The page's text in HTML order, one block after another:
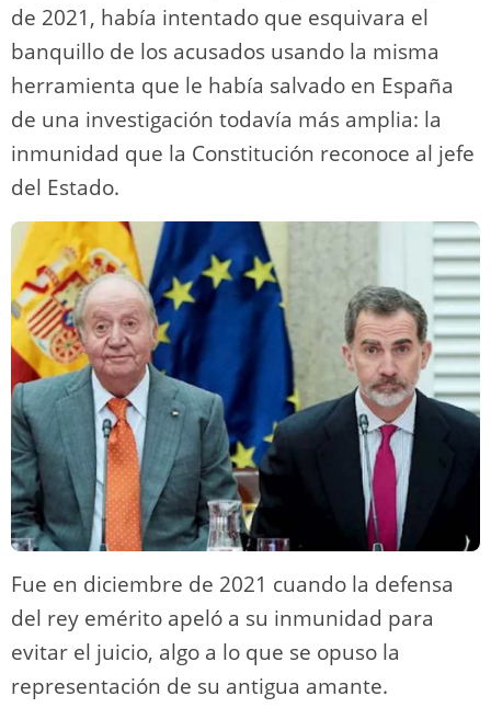
de 2021, había intentado que esquivara el
banquillo de los acusados usando la misma
herramienta que le había salvado en España
de una investigación todavía más amplia: la
inmunidad que la Constitución reconoce al jefe
del Estado.
Fue en diciembre de 2021 cuando la defensa
del rey emérito apeló a su inmunidad para
evitar el juicio, algo a lo que se opuso la
representación de su antigua amante.